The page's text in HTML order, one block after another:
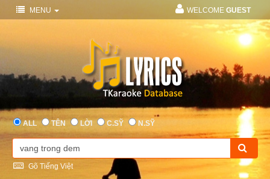
MENU WELCOME GUEST
ALL TÊN LỜI C.SỸ N.SỸ
Gõ Tiếng Việt